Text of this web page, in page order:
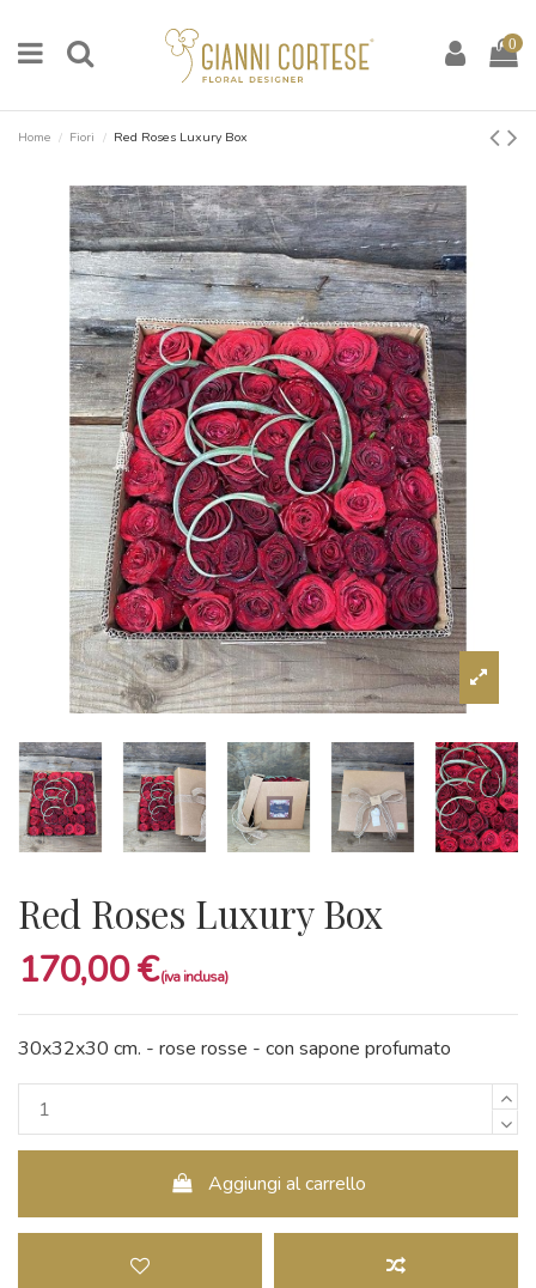
0
Home Fiori Red Roses Luxury Box
Red Roses Luxury Box
170,00 €
30x32x30 cm. - rose rosse - con sapone profumato
Aggiungi al carrello